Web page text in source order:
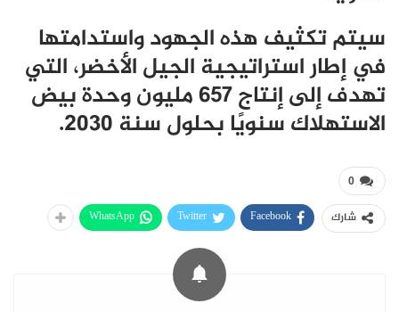
سيتم تكثيف هذه الجهود واستدامتها
في إطار استراتيجية الجيل الأخضر، التي
تهدف إلى إنتاج 657 مليون وحدة بيض
الاستهلاك سنويًا بحلول سنة 2030.
0
شارك Facebook
Twitter
WhatsApp